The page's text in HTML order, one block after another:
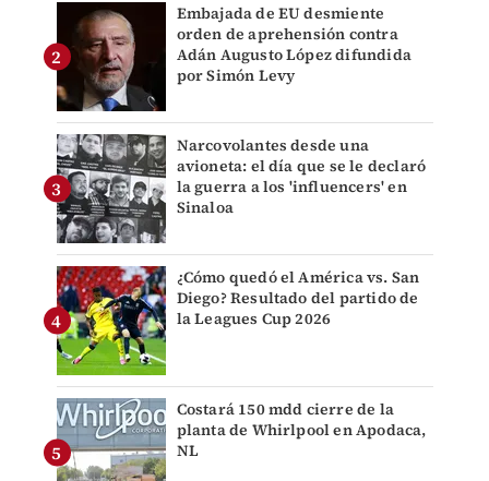
Embajada de EU desmiente
orden de aprehensión contra
Adán Augusto López difundida
por Simón Levy
Narcovolantes desde una
avioneta: el día que se le declaró
la guerra a los 'influencers' en
Sinaloa
¿Cómo quedó el América vs. San
Diego? Resultado del partido de
la Leagues Cup 2026
Costará 150 mdd cierre de la
planta de Whirlpool en Apodaca,
NL